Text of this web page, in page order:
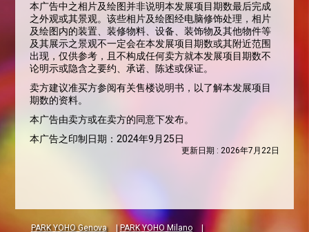
本广告中之相片及绘图并非说明本发展项目期数最后完成
之外观或其景观。该些相片及绘图经电脑修饰处理，相片
及绘图内的装置、装修物料、设备、装饰物及其他物件等
及其展示之景观不一定会在本发展项目期数或其附近范围
出现，仅供参考，且不构成任何卖方就本发展项目期数不
论明示或隐含之要约、承诺、陈述或保证。
卖方建议准买方参阅有关售楼说明书，以了解本发展项目
期数的资料。
本广告由卖方或在卖方的同意下发布。
本广告之印制日期：2024年9月25日
更新日期 : 2026年7月22日
PARK YOHO Genova | PARK YOHO Milano |